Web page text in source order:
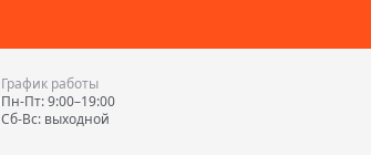
График работы
Пн-Пт: 9:00–19:00
Сб-Вс: выходной